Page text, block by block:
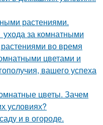
растениями.
за комнатными
во время
цветами и
вашего успеха
цветы. Зачем
условиях?
и в огороде.